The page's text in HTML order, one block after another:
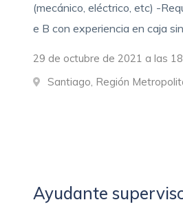
(mecánico, eléctrico, etc) -
e B con experiencia en caja
29 de octubre de 2021 a las
Santiago, Región
Ayudante